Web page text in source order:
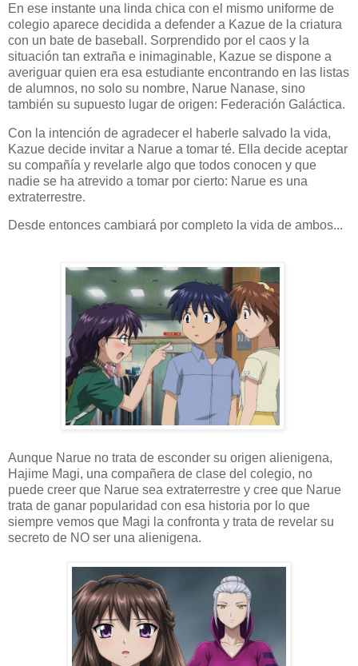
En ese instante una linda chica con el mismo uniforme de
colegio aparece decidida a defender a Kazue de la criatura
con un bate de baseball. Sorprendido por el caos y la
situación tan extraña e inimaginable, Kazue se dispone a
averiguar quien era esa estudiante encontrando en las listas
de alumnos, no solo su nombre, Narue Nanase, sino
también su supuesto lugar de origen: Federación Galáctica.
Con la intención de agradecer el haberle salvado la vida,
Kazue decide invitar a Narue a tomar té. Ella decide aceptar
su compañía y revelarle algo que todos conocen y que
nadie se ha atrevido a tomar por cierto: Narue es una
extraterrestre.
Desde entonces cambiará por completo la vida de ambos...
Aunque Narue no trata de esconder su origen alienigena,
Hajime Magi, una compañera de clase del colegio, no
puede creer que Narue sea extraterrestre y cree que Narue
trata de ganar popularidad con esa historia por lo que
siempre vemos que Magi la confronta y trata de revelar su
secreto de NO ser una alienigena.